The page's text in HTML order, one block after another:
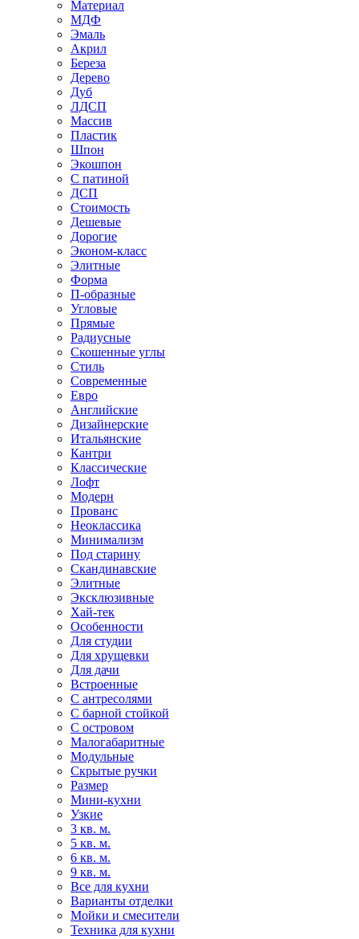
Материал
МДФ
Эмаль
Акрил
Береза
Дерево
Дуб
ЛДСП
Массив
Пластик
Шпон
Экошпон
С патиной
ДСП
Стоимость
Дешевые
Дорогие
Эконом-класс
Элитные
Форма
П-образные
Угловые
Прямые
Радиусные
Скошенные углы
Стиль
Современные
Евро
Английские
Дизайнерские
Итальянские
Кантри
Классические
Лофт
Модерн
Прованс
Неоклассика
Минимализм
Под старину
Скандинавские
Элитные
Эксклюзивные
Хай-тек
Особенности
Для студии
Для хрущевки
Для дачи
Встроенные
С антресолями
С барной стойкой
С островом
Малогабаритные
Модульные
Скрытые ручки
Размер
Мини-кухни
Узкие
3 кв. м.
5 кв. м.
6 кв. м.
9 кв. м.
Все для кухни
Варианты отделки
Мойки и смесители
Техника для кухни